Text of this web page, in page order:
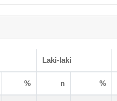
Laki-laki
% n %